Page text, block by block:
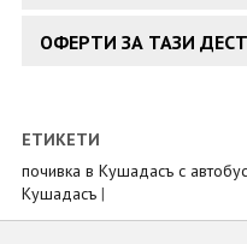
ОФЕРТИ ЗА ТАЗИ
ЕТИКЕТИ
почивка в Кушадасъ с автобус
Кушадасъ |